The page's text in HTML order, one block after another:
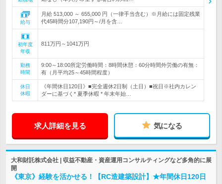
給与
月給 513,000 ～ 655,000 円（一律手当含む）※月給には固定残業
代45時間分107,190円～/月を含…
初年度
年収
811万円～1041万円
勤務
時間
9:00～18:00所定労働時間：8時間休憩：60分時間外労働の有無：
有（月平均25～45時間程度）
休日
休暇
《年間休日120日》■完全週休2日制（土日）■祝日※社内カレン
ダーに基づく* 夏季休暇 * 年末年始…
求人詳細を見る 気になる
大和財託株式会社 | 収益不動産・資産運用コンサルティングなど多角的に展
開
《東京》経験を活かせる！【RC造建築設計】★年間休日120日